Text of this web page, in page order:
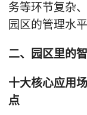
务等环节复杂
园区的管理水
二、园区里的
十大核心应用
点